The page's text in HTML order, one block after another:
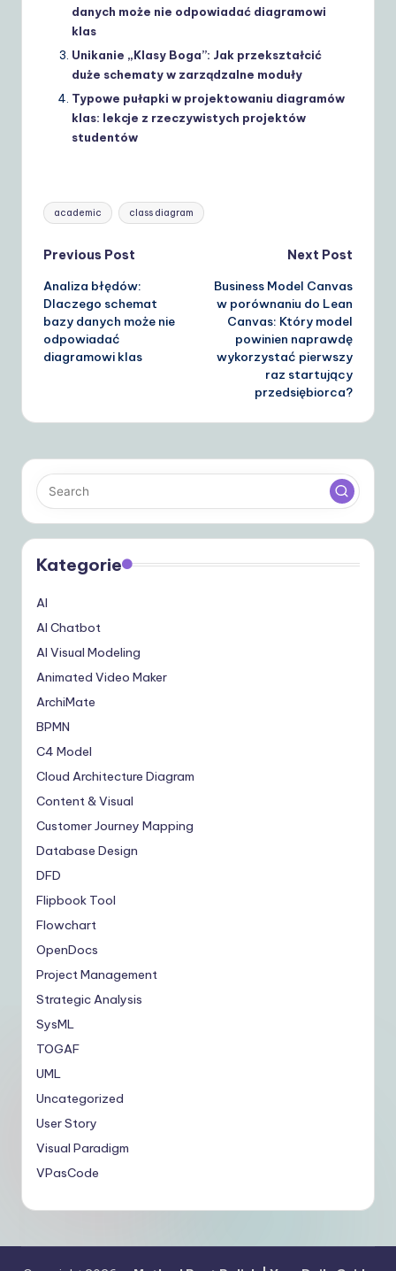
danych może nie odpowiadać diagramowi
klas
Unikanie „Klasy Boga”: Jak przekształcić
duże schematy w zarządzalne moduły
Typowe pułapki w projektowaniu diagramów
klas: lekcje z rzeczywistych projektów
studentów
Tags:
academic class diagram
Post
navigation
Previous Post
Analiza błędów:
Dlaczego schemat
bazy danych może nie
odpowiadać
diagramowi klas
Next Post
Business Model Canvas
w porównaniu do Lean
Canvas: Który model
powinien naprawdę
wykorzystać pierwszy
raz startujący
przedsiębiorca?
Kategorie
AI
AI Chatbot
AI Visual Modeling
Animated Video Maker
ArchiMate
BPMN
C4 Model
Cloud Architecture Diagram
Content & Visual
Customer Journey Mapping
Database Design
DFD
Flipbook Tool
Flowchart
OpenDocs
Project Management
Strategic Analysis
SysML
TOGAF
UML
Uncategorized
User Story
Visual Paradigm
VPasCode